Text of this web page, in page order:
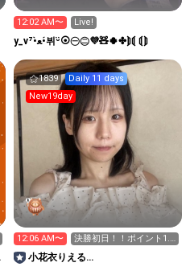
12:02 AM〜 Live!
y_v⁷•̀ﻌ•́뷔ᵕ̈⦿㊀㊁💜🧸🍀✤⟭⟬ ⟬⟭
1839
Daily 11 days
New19day
12:06 AM〜
決勝初日！！ポイント1.2
倍dayです！制服コス
小花衣りえる